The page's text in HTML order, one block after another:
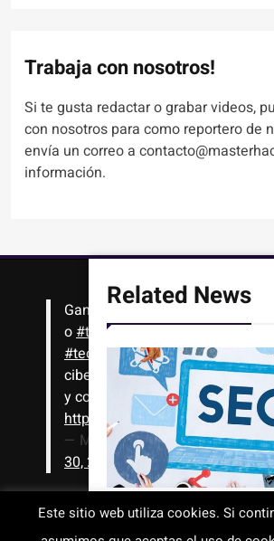
Related News
Mejores agencias de
Trabaja con nosotros!
Si te gusta redactar o grabar videos,
con nosotros para como reportero de
envía un correo a
información.
Gana #Bitcoinsolo con leer
o #tutorialesinteresantes de
#tecnología,#criptomonedas ,
cibernética y más!! Sólo tienes
y comenzar a navegar
https://t.co/1KjkllJEit
— Masterhacks
30, 2020
Este sitio web utiliza cookies. Si